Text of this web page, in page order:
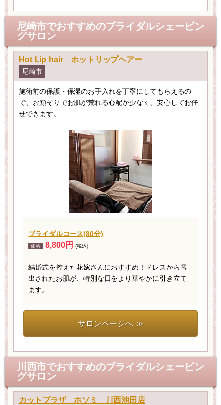
尼崎市でおすすめのブライダルシェービン
グサロン
Hot Lip hair ホットリップヘアー
尼崎市
施術前の保護・保湿のお手入れを丁寧にしてもらえるの
で、お顔そりでお肌が荒れる心配が少なく、安心してお任
せできます。
ブライダルコース(80分)
価格 8,800円 (税込)
結婚式を控えた花嫁さんにおすすめ！ドレスから露
出されたお肌が、特別な日をより華やかに引き立て
ます。
サロンページへ ≫
川西市でおすすめのブライダルシェービン
グサロン
カットプラザ ホソミ 川西池田店